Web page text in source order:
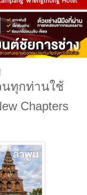
ทุกท่านใช้
Chapters